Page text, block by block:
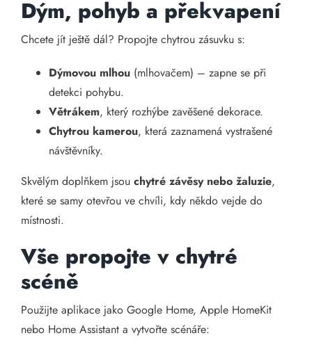
Dým, pohyb a překvapení
Chcete jít ještě dál? Propojte chytrou zásuvku s:
Dýmovou mlhou (mlhovačem) – zapne se při
detekci pohybu.
Větrákem, který rozhýbe zavěšené dekorace.
Chytrou kamerou, která zaznamená vystrašené
návštěvníky.
Skvělým doplňkem jsou chytré závěsy nebo žaluzie,
které se samy otevřou ve chvíli, kdy někdo vejde do
místnosti.
Vše propojte v chytré
scéně
Použijte aplikace jako Google Home, Apple HomeKit
nebo Home Assistant a vytvořte scénáře: